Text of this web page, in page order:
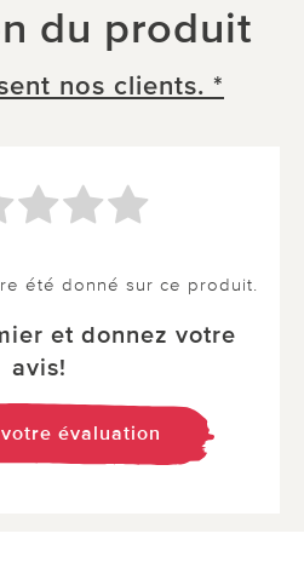
du produit
nos clients. *
été donné sur ce produit.
et donnez votre
avis!
évaluation